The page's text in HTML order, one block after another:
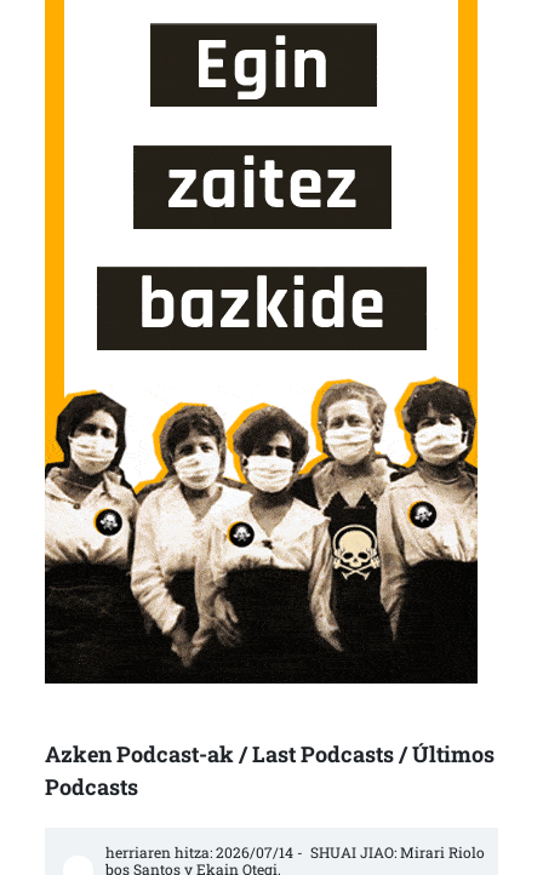
Azken Podcast-ak / Last Podcasts / Últimos
Podcasts
herriaren hitza: 2026/07/14 -  SHUAI JIAO: Mirari Riolo
bos Santos y Ekain Otegi.